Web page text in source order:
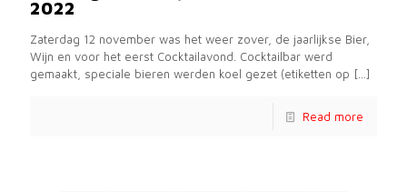
2022
Zaterdag 12 november was het weer zover, de jaarlijkse Bier,
Wijn en voor het eerst Cocktailavond. Cocktailbar werd
gemaakt, speciale bieren werden koel gezet (etiketten op […]
Read more